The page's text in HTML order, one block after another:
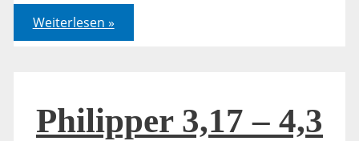
Philipper
3,17
–
Weiterlesen »
Philipper 3,17 – 4,3